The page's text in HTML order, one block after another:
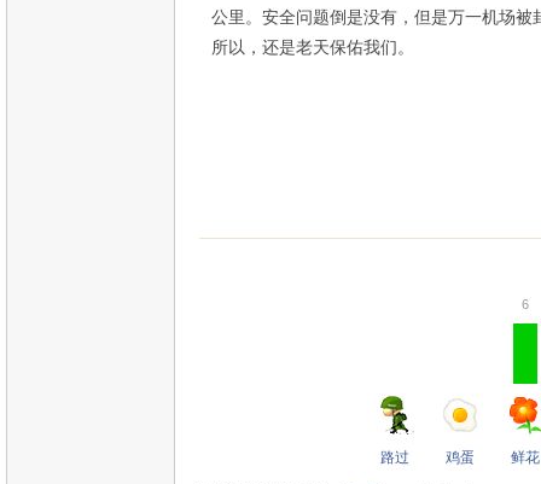
公里。安全问题倒是没有，但是万一机场被
所以，还是老天保佑我们。
路过 鸡蛋
6
鲜花